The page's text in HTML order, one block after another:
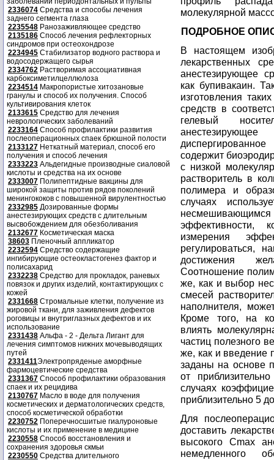
2336074 Средства и способы лечения
заднего сегмента глаза
2235548 Ранозаживляющее средство
2135186 Способ лечения рефлекторных
синдромов при остеохондрозе
2234945 Стабилизатор водного раствора и
водосодержащего сырья
2334762 Растворимая ассоциативная
карбоксиметилцеллюлоза
2234514 Макропористые хитозановые
гранулы и способ их получения. Способ
культивирования клеток
2133615 Средство для лечения
неврологических заболеваний
2233164 Способ профилактики развития
послеоперационных спаек брюшной полости
2133127 Неткатный материал, способ его
получения и способ лечения
2333223 Альдегидные производные сиаловой
кислоты и средства на их основе
2333007 Полипептидные вакцины для
широкой защиты против рядов поколений
менингококов с повышенной вирулентностью
2332985 Дозированные формы
анестезирующих средств с длительным
высвобождением для обезболивания
2132677 Косметическая маска
38603 Пленочный аппликатор
2232594 Средство содержащие
ингибирующие остеокластогенез фактор и
полисахарид
2332238 Средство для прокладок, раневых
повязок и других изделий, контактирующих с
кожей
2331668 Стромальные клетки, получение из
жировой ткани, для заживления дефектов
роговицы и внутриглазных дефектов и их
использование
2331438 Альфа - 2 - Дельта Лигант для
лечения симптомов нижних мочевыводящих
путей
2331411Электропряденые аморфные
фармоцевтические средства
2331367 Способ профилактики образования
спаек и их рецидива
2130767 Масло в воде для получения
косметических и дерматологических средств,
способ косметической обработки
2230752 Поперечносшитые гиалуроновые
кислоты и их применение в медицине
2230558 Способ восстановления и
сохранения здоровья скмьи
2230550 Средства длительного
молекулярной
ПОДРОБНОЕ
В настоящем
лекарственных
анестезирующее
как бупивакаин.
изготовления
средств в
гелевый
содержит
с низкой
растворитель в
полимера и
случаях
эффективности,
измерения
регулироваться,
достижения
Соотношение
же, как и выбор
смесей
наполнителя,
Кроме того, на
влиять
частиц полезного
же, как и введение
заданы на основе
от
случаях
приблизительно 5
Для
доставить
высокого Cmax
немедленного